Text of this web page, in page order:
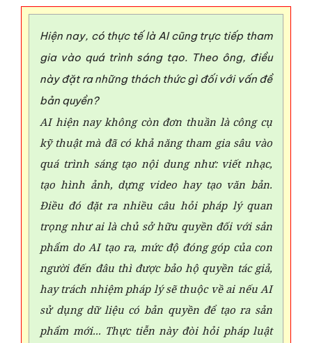
Hiện nay, có thực tế là AI cũng trực tiếp tham
gia vào quá trình sáng tạo. Theo ông, điều
này đặt ra những thách thức gì đối với vấn đề
bản quyền?
AI hiện nay không còn đơn thuần là công cụ
kỹ thuật mà đã có khả năng tham gia sâu vào
quá trình sáng tạo nội dung như: viết nhạc,
tạo hình ảnh, dựng video hay tạo văn bản.
Điều đó đặt ra nhiều câu hỏi pháp lý quan
trọng như ai là chủ sở hữu quyền đối với sản
phẩm do AI tạo ra, mức độ đóng góp của con
người đến đâu thì được bảo hộ quyền tác giả,
hay trách nhiệm pháp lý sẽ thuộc về ai nếu AI
sử dụng dữ liệu có bản quyền để tạo ra sản
phẩm mới... Thực tiễn này đòi hỏi pháp luật